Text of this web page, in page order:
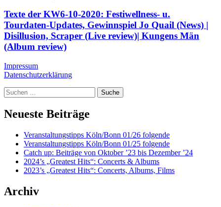
Texte der KW6-10-2020: Festiwellness- u.
Tourdaten-Updates, Gewinnspiel Jo Quail (News) |
Disillusion, Scraper (Live review)| Kungens Män
(Album review)
Impressum
Datenschutzerklärung
Suche
Neueste Beiträge
Veranstaltungstipps Köln/Bonn 01/26 folgende
Veranstaltungstipps Köln/Bonn 01/25 folgende
Catch up: Beiträge von Oktober ’23 bis Dezember ’24
2024’s „Greatest Hits“: Concerts & Albums
2023’s „Greatest Hits“: Concerts, Albums, Films
Archiv